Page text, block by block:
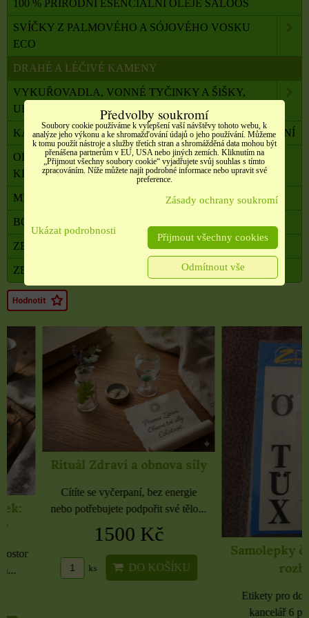
100 % PŘÍRODNÍ ESENCIÁLNÍ OLEJE SALOOS
SVÍČKY Z PALMOVÉHO A SÓJOVÉHO VOSKU
ECO
DRAHÉ A LÉČIVÉ KAMENY
VYKUŘOVADLA, VONNÉ TYČINKY A ŠIŠKY,
UHLÍKY
KADIDELNICE, PÍCKY, AROMALAMPY, VYKUŘOVÁNÍ
OBALOVÝ MATERIÁL, SATÉNOVÉ MAŠLE, SÁČKY,
KRABIČKY,
MILADA TERAPEUTKA DUŠE A TĚLA
BONUSOVÝ PROGRAM
ZBOŽÍ V AKCI
ZBOŽÍ VE VÝPRODEJI
Rituál Zdraví a obnova síly
Cítíte se vyčerpaní, bez energie
nebo potřebujete podpořit své tělo...
1500 Kč
DO KOŠÍKU
Samolepky černé
rozbaleno
Etikety pro
kancelář 6 použitých
Předvolby soukromí
Soubory cookie používáme k vylepšení vaší návštěvy tohoto webu, k
analýze jeho výkonu a ke shromažďování údajů o jeho používání. Můžeme
k tomu použít nástroje a služby třetích stran a shromážděná data mohou být
přenášena partnerům v EU, USA nebo jiných zemích. Kliknutím na
„Přijmout všechny soubory cookie“ vyjadřujete svůj souhlas s tímto
zpracováním. Níže můžete najít podrobné informace nebo upravit své
preference.
Zásady ochrany soukromí
Ukázat podrobnosti
Přijmout všechny cookies
Odmítnout vše